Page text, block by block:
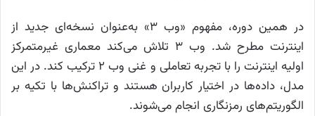
در همین دوره، مفهوم «وب ۳» به‌عنوان نسخه‌ای جدید از
اینترنت مطرح شد. وب ۳ تلاش می‌کند معماری غیرمتمرکز
اولیه اینترنت را با تجربه تعاملی و غنی وب ۲ ترکیب کند. در این
مدل، داده‌ها در اختیار کاربران هستند و تراکنش‌ها با تکیه بر
الگوریتم‌های رمزنگاری‌ انجام می‌شوند.